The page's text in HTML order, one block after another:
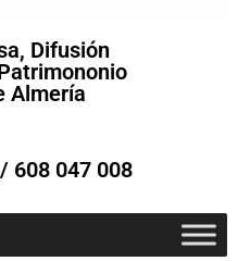
Difusión
Almería
608 047 008